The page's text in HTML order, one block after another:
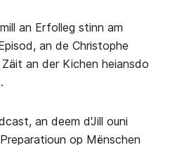
an Erfolleg stinn am
an de Christophe
an der Kichen heiansdo
an deem d'Jill ouni
op Mënschen